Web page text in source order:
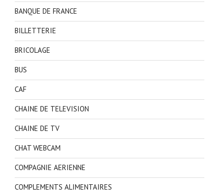
BANQUE DE FRANCE
BILLETTERIE
BRICOLAGE
BUS
CAF
CHAINE DE TELEVISION
CHAINE DE TV
CHAT WEBCAM
COMPAGNIE AERIENNE
COMPLEMENTS ALIMENTAIRES